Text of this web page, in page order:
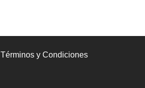
Términos y Condiciones